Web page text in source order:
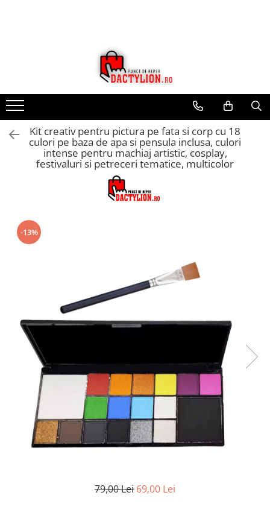
Kit creativ pentru pictura pe fata si corp cu 18
culori pe baza de apa si pensula inclusa, culori
intense pentru machiaj artistic, cosplay,
festivaluri si petreceri tematice, multicolor
-13%
79,00 Lei 69,00 Lei